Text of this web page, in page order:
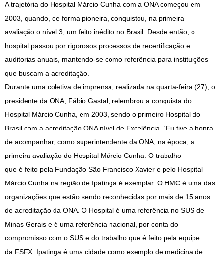
A trajetória do Hospital Márcio Cunha com a ONA começou em
2003, quando, de forma pioneira, conquistou, na primeira
avaliação o nível 3, um feito inédito no Brasil. Desde então, o
hospital passou por rigorosos processos de recertificação e
auditorias anuais, mantendo-se como referência para instituições
que buscam a acreditação.
Durante uma coletiva de imprensa, realizada na quarta-feira (27), o
presidente da ONA, Fábio Gastal, relembrou a conquista do
Hospital Márcio Cunha, em 2003, sendo o primeiro Hospital do
Brasil com a acreditação ONA nível de Excelência. “Eu tive a honra
de acompanhar, como superintendente da ONA, na época, a
primeira avaliação do Hospital Márcio Cunha. O trabalho
que é feito pela Fundação São Francisco Xavier e pelo Hospital
Márcio Cunha na região de Ipatinga é exemplar. O HMC é uma das
organizações que estão sendo reconhecidas por mais de 15 anos
de acreditação da ONA. O Hospital é uma referência no SUS de
Minas Gerais e é uma referência nacional, por conta do
compromisso com o SUS e do trabalho que é feito pela equipe
da FSFX. Ipatinga é uma cidade como exemplo de medicina de